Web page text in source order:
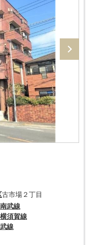
古市場２丁目
南武線
横須賀線
線